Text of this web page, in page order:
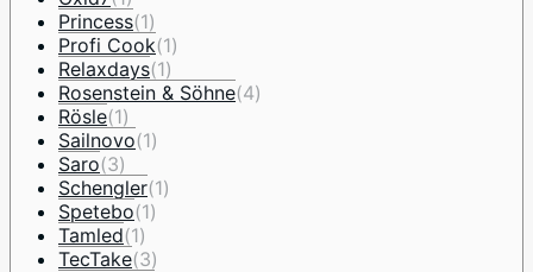
Princess(1)
Profi Cook(1)
Relaxdays(1)
Rosenstein & Söhne(4)
Rösle(1)
Sailnovo(1)
Saro(3)
Schengler(1)
Spetebo(1)
Tamled(1)
TecTake(3)